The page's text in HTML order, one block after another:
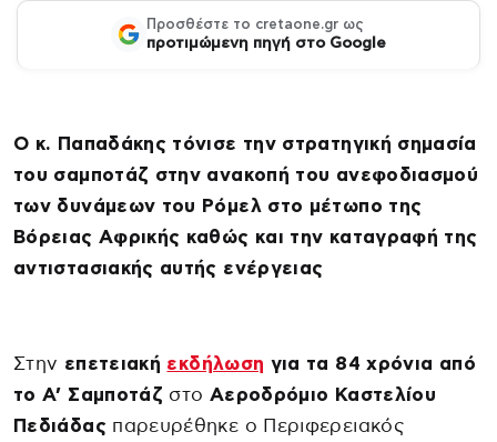
Προσθέστε το cretaone.gr ως
προτιμώμενη πηγή στο Google
Ο κ. Παπαδάκης τόνισε την στρατηγική σημασία
του σαμποτάζ στην ανακοπή του ανεφοδιασμού
των δυνάμεων του Ρόμελ στο μέτωπο της
Βόρειας Αφρικής καθώς και την καταγραφή της
αντιστασιακής αυτής ενέργειας
Στην επετειακή εκδήλωση για τα 84 χρόνια από
το Α’ Σαμποτάζ στο Αεροδρόμιο Καστελίου
Πεδιάδαςπαρευρέθηκε ο Περιφερειακός